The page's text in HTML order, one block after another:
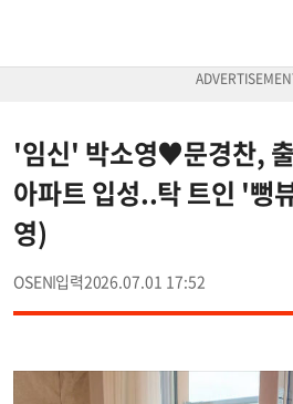
'임신' 박소영♥문경찬,
아파트 입성..탁 트인 '뻥
영)
OSEN 2026.07.01 17:52